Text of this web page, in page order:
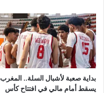
بداية صعبة لأشبال السلة.. المغرب
يسقط أمام مالي في افتتاح كأس